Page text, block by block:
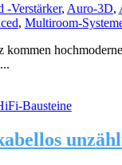
-Verstärker, Auro-3D,
, Multiroom-
kommen